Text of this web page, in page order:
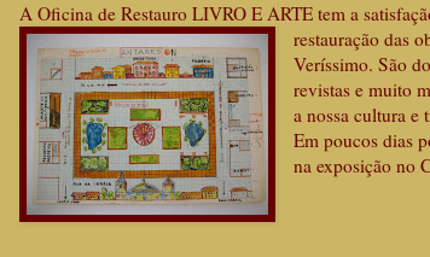
A Oficina de Restauro LIVRO E ARTE tem a
restauração das
Veríssimo. São
revistas e muito
a nossa cultura e
Em poucos dias
na exposição no